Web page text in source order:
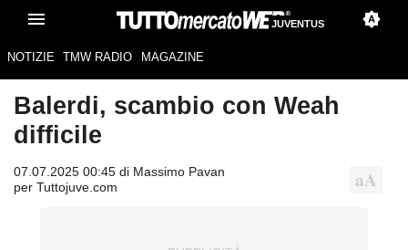
JUVENTUS
NOTIZIE TMW RADIO MAGAZINE
Balerdi, scambio con Weah
difficile
07.07.2025 00:45 di Massimo Pavan
per Tuttojuve.com